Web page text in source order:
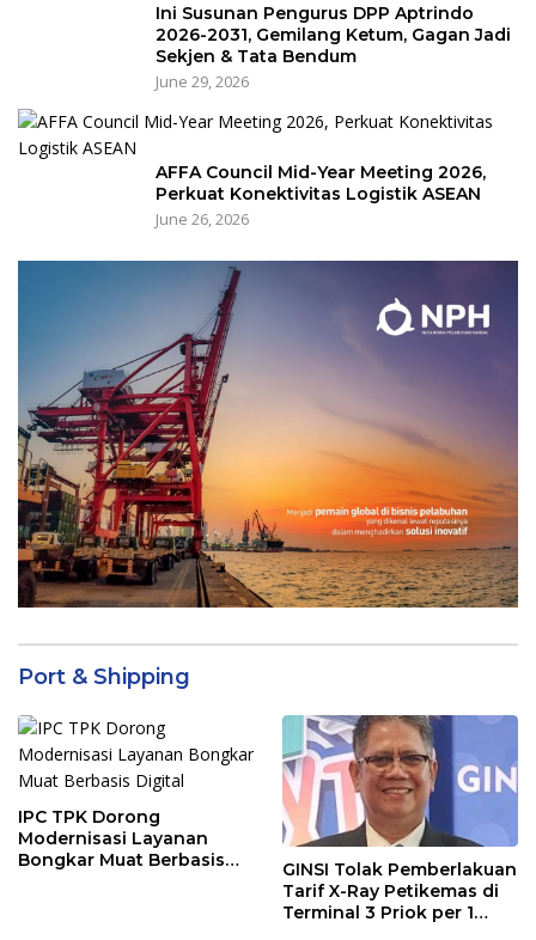
Ini Susunan Pengurus DPP Aptrindo
2026-2031, Gemilang Ketum, Gagan Jadi
Sekjen & Tata Bendum
June 29, 2026
AFFA Council Mid-Year Meeting 2026,
Perkuat Konektivitas Logistik ASEAN
June 26, 2026
Port & Shipping
IPC TPK Dorong
Modernisasi Layanan
Bongkar Muat Berbasis
GINSI Tolak Pemberlakuan
Tarif X-Ray Petikemas di
Terminal 3 Priok per 1